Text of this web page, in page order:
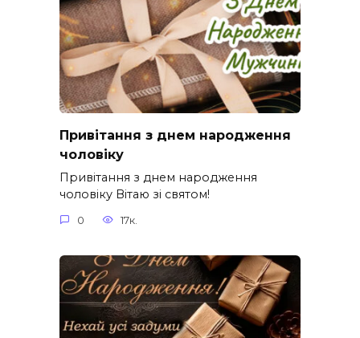
Привітання з днем народження
чоловіку
Привітання з днем народження
чоловіку Вітаю зі святом!
0 17к.